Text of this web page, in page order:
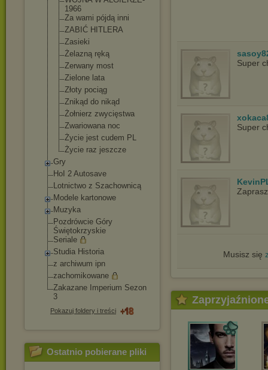
1966
Za wami pójdą inni
ZABIĆ HITLERA
Zasieki
Żelazną ręką
Zerwany most
Zielone lata
Złoty pociąg
Znikąd do nikąd
Żołnierz zwycięstwa
Zwariowana noc
Życie jest cudem PL
Życie raz jeszcze
Gry
HoI 2 Autosave
Lotnictwo z Szachownicą
Modele kartonowe
Muzyka
Pozdrówcie Góry
Świętokrzyskie
Seriale
Studia Historia
z archiwum ipn
zachomikowane
Zakazane Imperium Sezon
3
Pokazuj foldery i treści
Ostatnio pobierane pliki
Super
Super
Musisz się